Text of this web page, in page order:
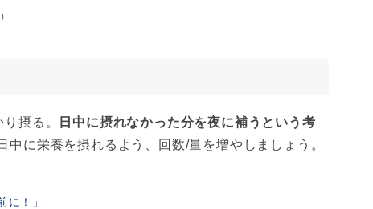
摂る。
日中に摂れなかった分を夜に補うという考
に栄養を摂れるよう、回数/量を増やしましょう。
に！」